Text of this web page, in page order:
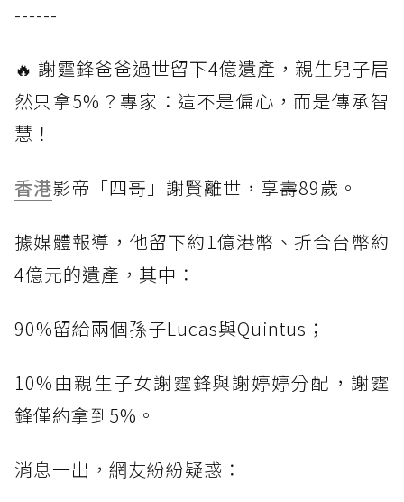
------
🔥 謝霆鋒爸爸過世留下4億遺產，親生兒子居
然只拿5%？專家：這不是偏心，而是傳承智
慧！
香港影帝「四哥」謝賢離世，享壽89歲。
據媒體報導，他留下約1億港幣、折合台幣約
4億元的遺產，其中：
90%留給兩個孫子Lucas與Quintus；
10%由親生子女謝霆鋒與謝婷婷分配，謝霆
鋒僅約拿到5%。
消息一出，網友紛紛疑惑：